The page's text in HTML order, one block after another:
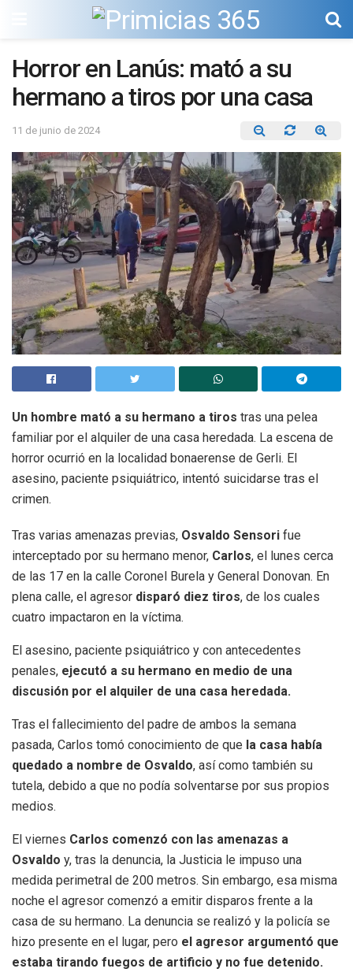
Horror en Lanús: mató a su
hermano a tiros por una casa
11 de junio de 2024
Un hombre mató a su hermano a tiros tras una pelea
familiar por el alquiler de una casa heredada. La escena de
horror ocurrió en la localidad bonaerense de Gerli. El
asesino, paciente psiquiátrico, intentó suicidarse tras el
crimen.
Tras varias amenazas previas, Osvaldo Sensori fue
interceptado por su hermano menor, Carlos, el lunes cerca
de las 17 en la calle Coronel Burela y General Donovan. En
plena calle, el agresor disparó diez tiros, de los cuales
cuatro impactaron en la víctima.
El asesino, paciente psiquiátrico y con antecedentes
penales, ejecutó a su hermano en medio de una
discusión por el alquiler de una casa heredada.
Tras el fallecimiento del padre de ambos la semana
pasada, Carlos tomó conocimiento de que la casa había
quedado a nombre de Osvaldo, así como también su
tutela, debido a que no podía solventarse por sus propios
medios.
El viernes Carlos comenzó con las amenazas a
Osvaldo y, tras la denuncia, la Justicia le impuso una
medida perimetral de 200 metros. Sin embargo, esa misma
noche el agresor comenzó a emitir disparos frente a la
casa de su hermano. La denuncia se realizó y la policía se
hizo presente en el lugar, pero el agresor argumentó que
estaba tirando fuegos de artificio y no fue detenido.